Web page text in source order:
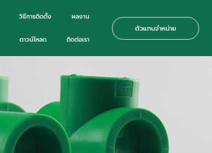
วิธีการติดตั้ง ผลงาน
ดาวน์โหลด ติดต่อเรา
ตัวแทนจำหน่าย